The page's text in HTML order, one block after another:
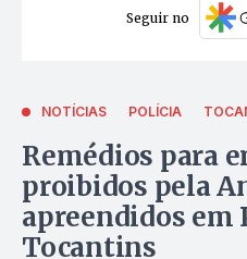
Seguir no
NOTÍCIAS POLÍCIA
Remédios para
proibidos pela
apreendidos em
Tocantins